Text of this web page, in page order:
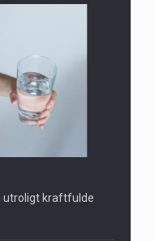
utroligt kraftfulde